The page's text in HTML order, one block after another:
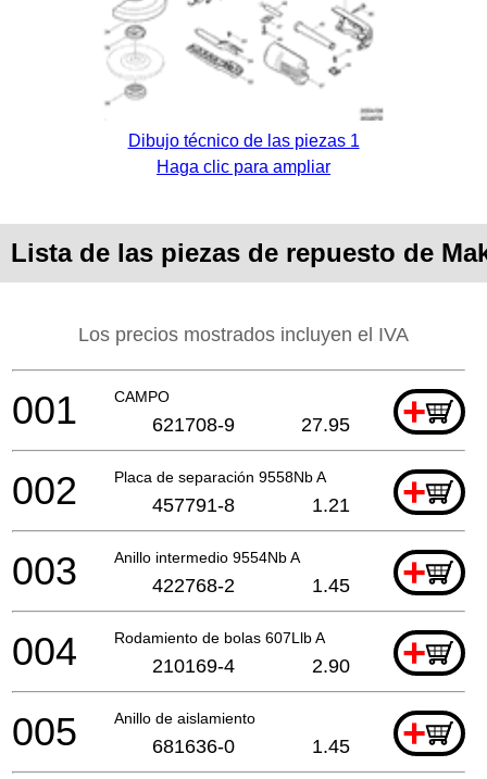
Dibujo técnico de las piezas 1
Haga clic para ampliar
Lista de las piezas de repuesto de
Los precios mostrados incluyen el IVA
CAMPO +
001 621708-9 27.95
Placa de separación 9558Nb A +
002 457791-8 1.21
Anillo intermedio 9554Nb A +
003 422768-2 1.45
Rodamiento de bolas 607Llb A +
004 210169-4 2.90
Anillo de aislamiento +
005 681636-0 1.45